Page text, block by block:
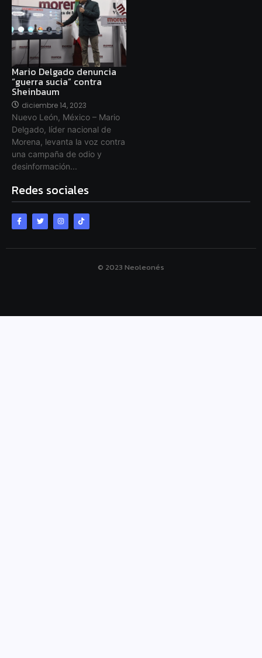
Mario Delgado denuncia
“guerra sucia” contra
Sheinbaum
diciembre 14, 2023
Nuevo León, México – Mario
Delgado, líder nacional de
Morena, levanta la voz contra
una campaña de odio y
desinformación...
Redes sociales
© 2023 Neoleonés